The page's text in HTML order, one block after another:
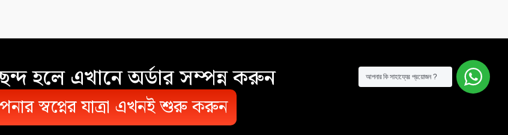
হলে এখানে অর্ডার সম্পন্ন করুন
স্বপ্নের যাত্রা এখনই শুরু করুন
আপনার কি সাহায্যের প্রয়োজন ?